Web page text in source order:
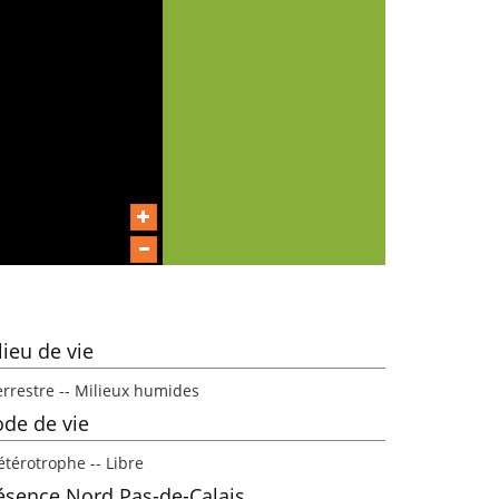
de vie
-- Milieux humides
de vie
-- Libre